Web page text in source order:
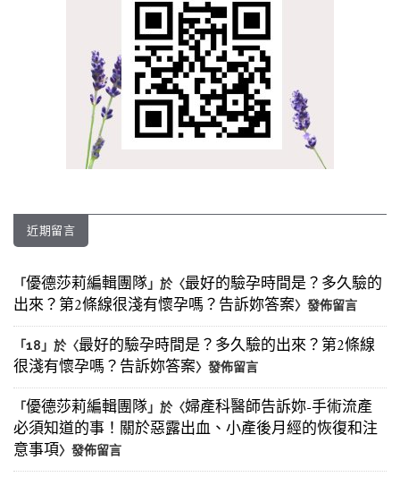
近期留言
「優德莎莉編輯團隊」於〈最好的驗孕時間是？多久驗的
出來？第2條線很淺有懷孕嗎？告訴妳答案〉發佈留言
「18 」於〈最好的驗孕時間是？多久驗的出來？第2條線
很淺有懷孕嗎？告訴妳答案〉發佈留言
「優德莎莉編輯團隊」於〈婦產科醫師告訴妳-手術流產
必須知道的事！關於惡露出血、小產後月經的恢復和注
意事項〉發佈留言